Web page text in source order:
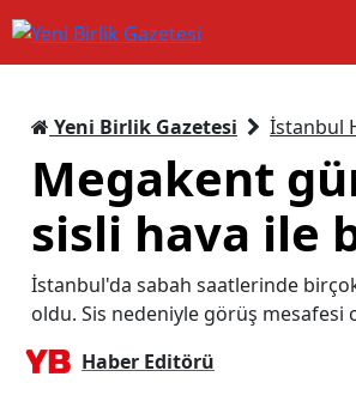
Yeni Birlik Gazetesi İstanbul
Megakent
sisli hava ile
İstanbul'da sabah saatlerinde
oldu. Sis nedeniyle görüş mesafesi
Haber Editörü